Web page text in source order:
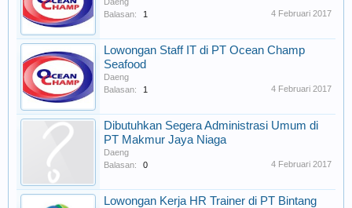
Balasan:
1 4 Februari 2017
Lowongan Staff IT di PT Ocean Champ
Seafood
Daeng
Balasan:
1 4 Februari 2017
Dibutuhkan Segera Administrasi Umum di
PT Makmur Jaya Niaga
Daeng
Balasan:
0 4 Februari 2017
Lowongan Kerja HR Trainer di PT Bintang